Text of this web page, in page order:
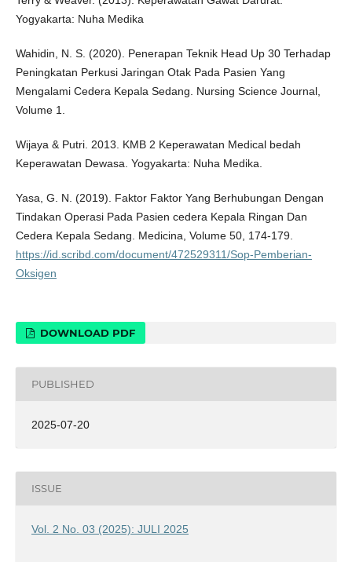
Yogyakarta: Nuha Medika
Wahidin, N. S. (2020). Penerapan Teknik Head Up 30 Terhadap
Peningkatan Perkusi Jaringan Otak Pada Pasien Yang
Mengalami Cedera Kepala Sedang. Nursing Science Journal,
Volume 1.
Wijaya & Putri. 2013. KMB 2 Keperawatan Medical bedah
Keperawatan Dewasa. Yogyakarta: Nuha Medika.
Yasa, G. N. (2019). Faktor Faktor Yang Berhubungan Dengan
Tindakan Operasi Pada Pasien cedera Kepala Ringan Dan
Cedera Kepala Sedang. Medicina, Volume 50, 174-179.
https://id.scribd.com/document/472529311/Sop-Pemberian-
Oksigen
DOWNLOAD PDF
PUBLISHED
2025-07-20
ISSUE
Vol. 2 No. 03 (2025): JULI 2025